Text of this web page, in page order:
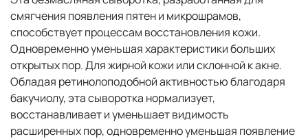
смягчения появления пятен и микрошрамов,
способствует процессам восстановления кожи.
Одновременно уменьшая характеристики больших
открытых пор. Для жирной кожи или склонной к акне.
Обладая ретинолоподобной активностью благодаря
бакучиолу, эта сыворотка нормализует,
восстанавливает и уменьшает видимость
расширенных пор, одновременно уменьшая появление